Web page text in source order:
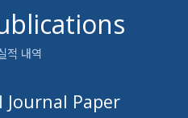
적 내역
Paper